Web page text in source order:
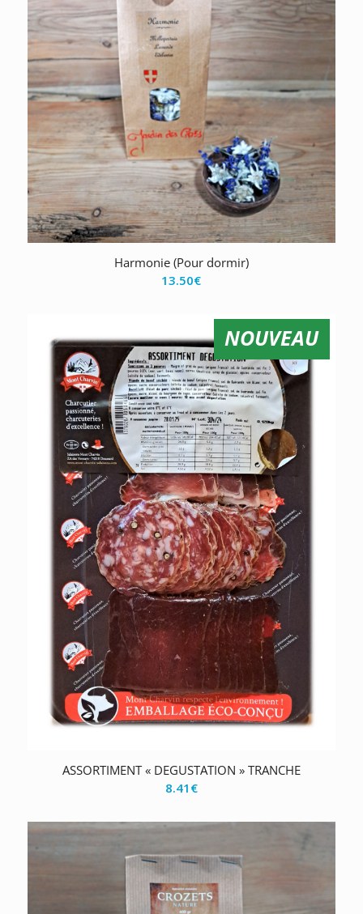
Harmonie (Pour dormir)
13.50€
NOUVEAU
ASSORTIMENT « DEGUSTATION » TRANCHE
8.41 €